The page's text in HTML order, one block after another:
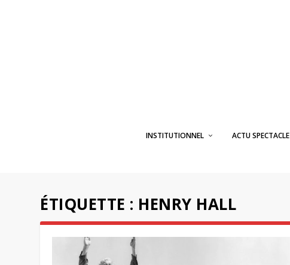
INSTITUTIONNEL ACTU SPECTACLE
ÉTIQUETTE : HENRY HALL